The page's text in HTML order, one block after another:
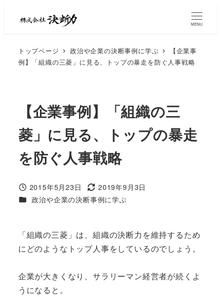
MENU
トップページ 政治や企業の決断事例に学ぶ
【企業事
例】「組織の三菱」に見る、トップの暴走を防ぐ人事戦略
【企業事例】「組織の三
菱」に見る、トップの暴走
を防ぐ人事戦略
2015年5月23日
2019年9月3日
政治や企業の決断事例に学ぶ
「組織の三菱」は、組織の決断力を維持するため
にどのようなトップ人事をしているのでしょう。
企業が大きくなり、サラリーマン経営者が続くよ
うになると。